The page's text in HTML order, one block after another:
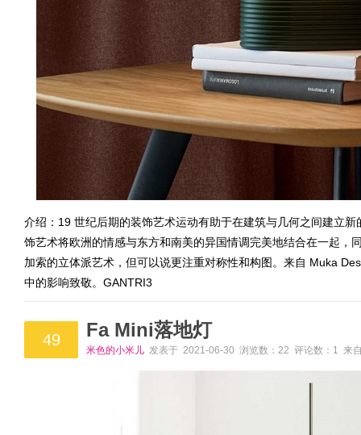
介绍：19 世纪后期的装饰艺术运动有助于在建筑与几何之间建立
饰艺术将欧洲的情感与东方和南美的异国情调完美地结合在一起
加索的立体派艺术，但可以说更注重对称性和构图。来自 Muka
中的影响致敬。GANTRI3
49 Fa Mini落地灯
米色的小米儿 发表于 2021-06-30 浏览数：22 评论数：1 来